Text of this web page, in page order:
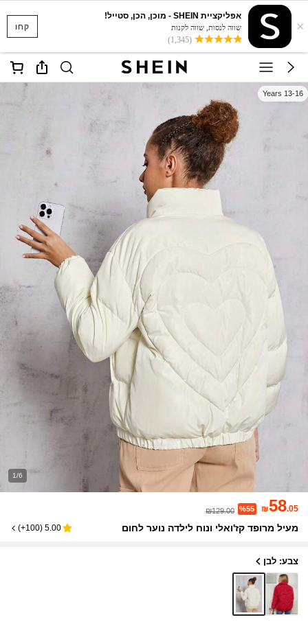
קחו ×
אפליקציית SHEIN - מוכן, הכן, סטייל!
שווה לנסות, שווה לקנות
(1,345)
13-16 Years
1/6
₪58.05
%55
₪129.00
מעיל מרופד קז'ואלי ונוח לילדה נוער לחום 5.00
(
100+
)
צבע: לבן